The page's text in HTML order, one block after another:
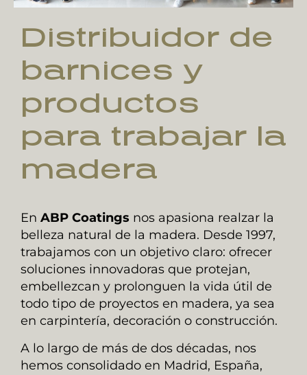
Distribuidor de
barnices y
productos
para trabajar la
madera
En ABP Coatings nos apasiona realzar la
belleza natural de la madera. Desde 1997,
trabajamos con un objetivo claro: ofrecer
soluciones innovadoras que protejan,
embellezcan y prolonguen la vida útil de
todo tipo de proyectos en madera, ya sea
en carpintería, decoración o construcción.
A lo largo de más de dos décadas, nos
hemos consolidado en Madrid, España,